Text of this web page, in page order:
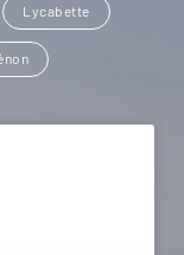
Lycabette